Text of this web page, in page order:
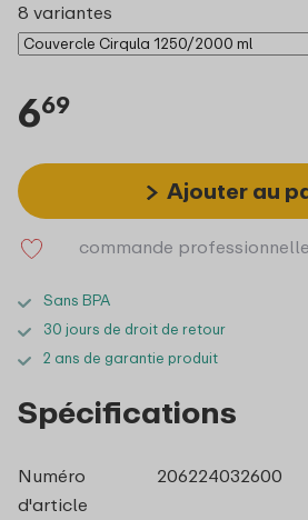
8 variantes
669
Ajouter au
commande professionnelle
Sans BPA
30 jours de droit de retour
2 ans de garantie produit
Spécifications
Numéro
d'article
206224032600